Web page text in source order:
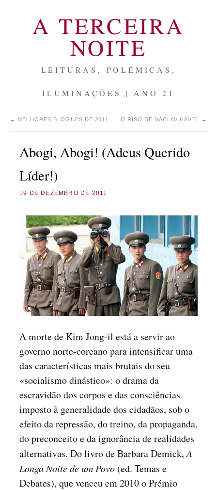
A TERCEIRA
NOITE
LEITURAS, POLÉMICAS,
ILUMINAÇÕES | ANO 21
← MELHORES BLOGUES DE 2011 O RISO DE VÁCLAV HÁVEL →
Abogi, Abogi! (Adeus Querido
Líder!)
19 DE DEZEMBRO DE 2011
A morte de Kim Jong-il está a servir ao
governo norte-coreano para intensificar uma
das características mais brutais do seu
«socialismo dinástico»: o drama da
escravidão dos corpos e das consciências
imposto à generalidade dos cidadãos, sob o
efeito da repressão, do treino, da propaganda,
do preconceito e da ignorância de realidades
alternativas. Do livro de Barbara Demick,A
Longa Noite de um Povo (ed. Temas e
Debates), que venceu em 2010 o Prémio